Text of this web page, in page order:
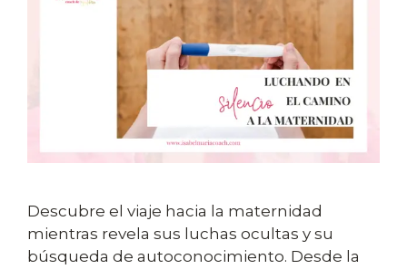
Descubre el viaje hacia la maternidad
mientras revela sus luchas ocultas y su
búsqueda de autoconocimiento. Desde la